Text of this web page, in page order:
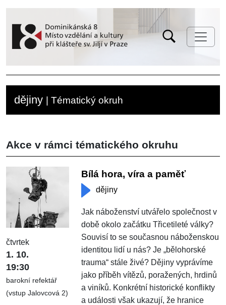
dějiny | Tématický okruh
Akce v rámci tématického okruhu
čtvrtek
1. 10.
19:30
barokní refektář
(vstup Jalovcová 2)
Bílá hora, víra a paměť
dějiny
Jak náboženství utvářelo společnost v
době okolo začátku Třicetileté války?
Souvisí to se současnou náboženskou
identitou lidí u nás? Je „bělohorské
trauma“ stále živé? Dějiny vyprávíme
jako příběh vítězů, poražených, hrdinů
a viníků. Konkrétní historické konflikty
a události však ukazují, že hranice